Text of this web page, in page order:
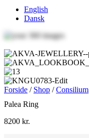
English
Dansk
Forside / Shop /Consilium
Palea Ring
8200 kr.